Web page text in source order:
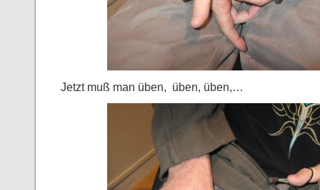
Jetzt muß man üben, üben, üben,…